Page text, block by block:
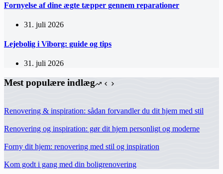
Fornyelse af dine ægte tæpper gennem reparationer
31. juli 2026
Lejebolig i Viborg: guide og tips
31. juli 2026
Mest populære indlæg
Renovering & inspiration: sådan forvandler du dit hjem med stil
Renovering og inspiration: gør dit hjem personligt og moderne
Forny dit hjem: renovering med stil og inspiration
Kom godt i gang med din boligrenovering